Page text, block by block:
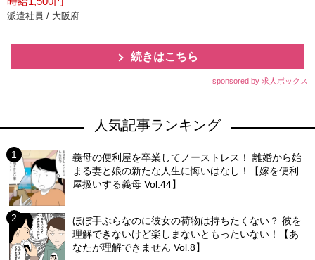
派遣社員 / 大阪府
続きはこちら
sponsored by 求人ボックス
人気記事ランキング
義母の便利屋を卒業してノーストレス！ 離婚から始
まる妻と娘の新たな人生に悔いはなし！【嫁を便利
屋扱いする義母 Vol.44】
ほぼ手ぶらなのに彼女の荷物は持ちたくない？ 彼を
理解できないけど楽しまないともったいない！【あ
なたが理解できません Vol.8】